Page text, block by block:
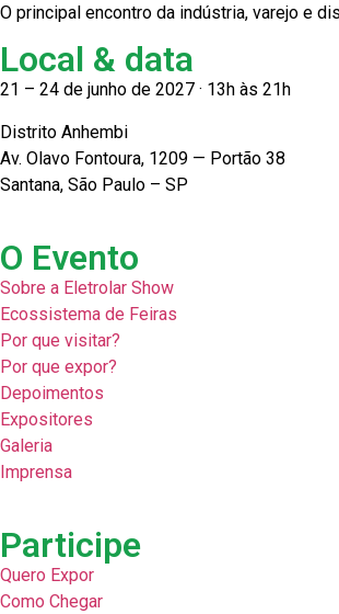
O principal encontro da indústria, varejo e
Local & data
21 – 24 de junho de 2027 · 13h às 21h
Distrito Anhembi
Av. Olavo Fontoura, 1209 — Portão 38
Santana, São Paulo – SP
O Evento
Sobre a Eletrolar Show
Ecossistema de Feiras
Por que visitar?
Por que expor?
Depoimentos
Expositores
Galeria
Imprensa
Participe
Quero Expor
Como Chegar